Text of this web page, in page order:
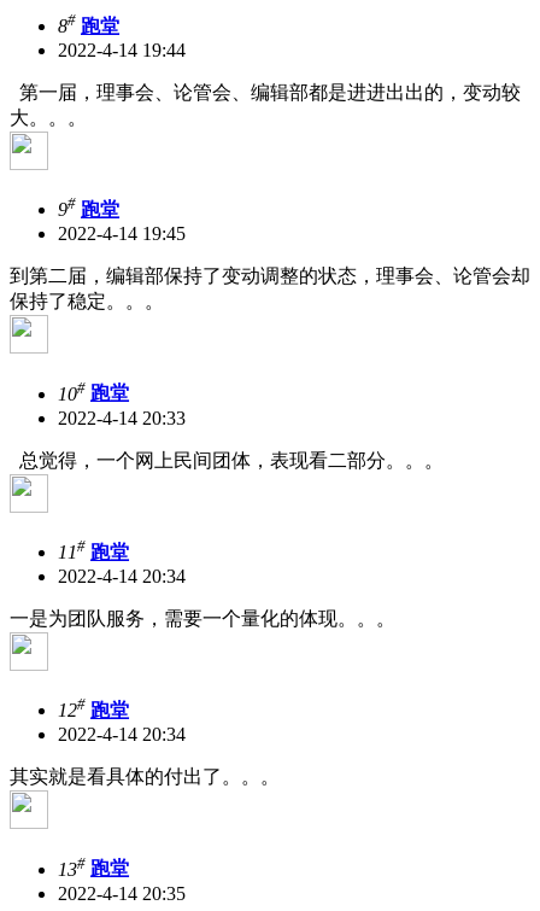
8# 跑堂
2022-4-14 19:44
第一届，理事会、论管会、编辑部都是进进出出的，变动较
大。。。
9# 跑堂
2022-4-14 19:45
到第二届，编辑部保持了变动调整的状态，理事会、论管会却
保持了稳定。。。
10# 跑堂
2022-4-14 20:33
总觉得，一个网上民间团体，表现看二部分。。。
11# 跑堂
2022-4-14 20:34
一是为团队服务，需要一个量化的体现。。。
12# 跑堂
2022-4-14 20:34
其实就是看具体的付出了。。。
13# 跑堂
2022-4-14 20:35